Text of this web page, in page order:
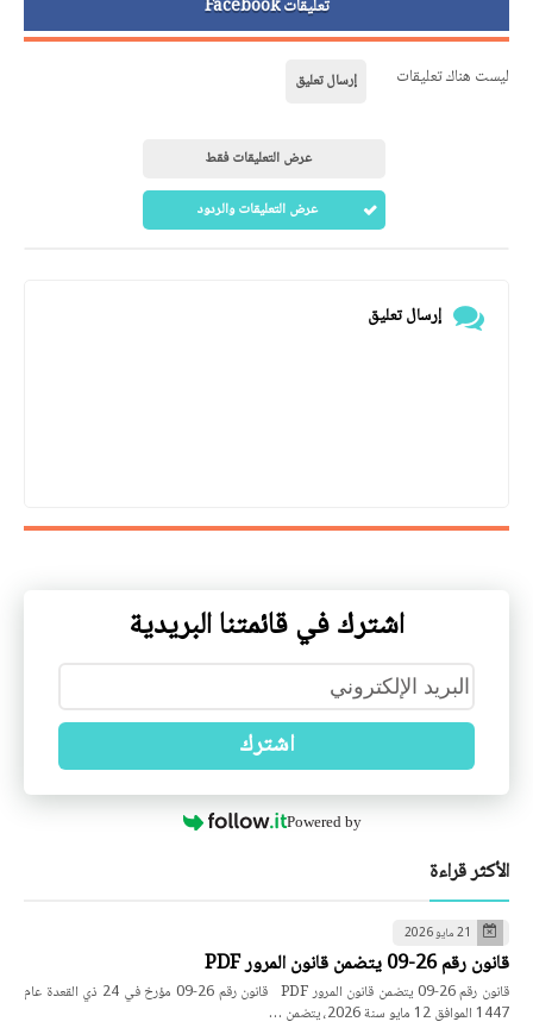
تعليقات Facebook
ليست هناك تعليقات إرسال تعليق
عرض التعليقات فقط
عرض التعليقات والردود
إرسال تعليق
اشترك في قائمتنا البريدية
اشترك
Powered by
الأكثر قراءة
21 مايو 2026
قانون رقم 26-09 يتضمن قانون المرور PDF
قانون رقم 26-09 يتضمن قانون المرور PDF قانون رقم 26-09 مؤرخ في 24 ذي القعدة عام
1447 الموافق 12 مايو سنة 2026، يتضمن …